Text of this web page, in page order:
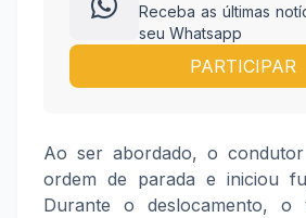
Receba as últimas
seu Whatsapp
PARTICIPAR
Ao ser abordado, o condutor
ordem de parada e iniciou
Durante o deslocamento, o